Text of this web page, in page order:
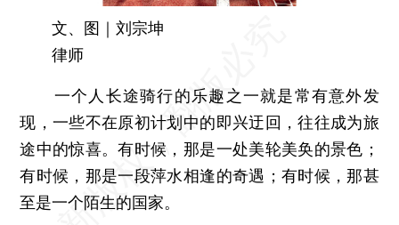
文、图｜刘宗坤
律师
一个人长途骑行的乐趣之一就是常有意外发
现，一些不在原初计划中的即兴迂回，往往成为旅
途中的惊喜。有时候，那是一处美轮美奂的景色；
有时候，那是一段萍水相逢的奇遇；有时候，那甚
至是一个陌生的国家。